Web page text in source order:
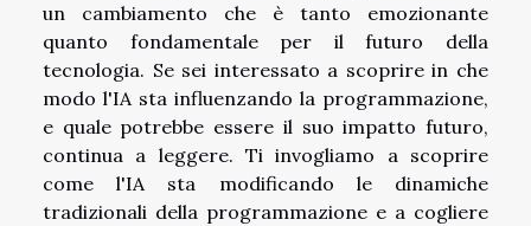
un cambiamento che è tanto emozionante
quanto fondamentale per il futuro della
tecnologia. Se sei interessato a scoprire in che
modo l'IA sta influenzando la programmazione,
e quale potrebbe essere il suo impatto futuro,
continua a leggere. Ti invogliamo a scoprire
come l'IA sta modificando le dinamiche
tradizionali della programmazione e a cogliere